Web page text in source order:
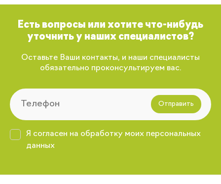
Есть вопросы или хотите что-нибудь
уточнить у наших специалистов?
Оставьте Ваши контакты, и наши специалисты
обязательно проконсультируем вас.
Отправить
Я согласен на обработку моих персональных
данных